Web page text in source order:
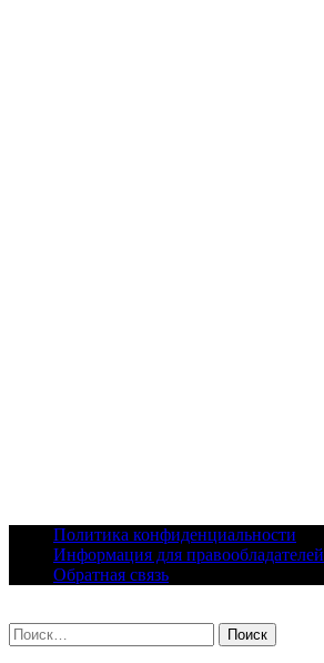
content
Политика конфиденциальности
Информация для правообладателей
Обратная связь
Найти: